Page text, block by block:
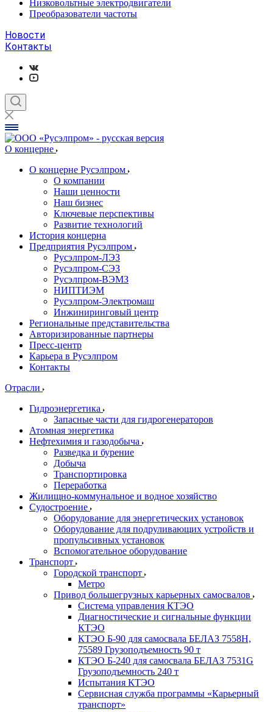
Низковольтные электродвигатели
Преобразователи частоты
Новости
Контакты
О концерне
О концерне Русэлпром
О компании
Наши ценности
Наш бизнес
Ключевые перспективы
Развитие технологий
История концерна
Предприятия Русэлпром
Русэлпром-ЛЭЗ
Русэлпром-СЭЗ
Русэлпром-ВЭМЗ
НИПТИЭМ
Русэлпром-Электромаш
Инжиниринговый центр
Региональные представительства
Авторизированные партнеры
Пресс-центр
Карьера в Русэлпром
Контакты
Отрасли
Гидроэнергетика
Запасные части для гидрогенераторов
Атомная энергетика
Нефтехимия и газодобыча
Разведка и бурение
Добыча
Транспортировка
Переработка
Жилищно-коммунальное и водное хозяйство
Судостроение
Оборудование для энергетических установок
Оборудование для подруливающих устройств и
пропульсивных установок
Вспомогательное оборудование
Транспорт
Городской транспорт
Метро
Привод большегрузных карьерных самосвалов
Система управления КТЭО
Диагностические и сигнальные функции
КТЭО
КТЭО Б-90 для самосвала БЕЛАЗ 7558H,
75589 Грузоподъемность 90 т
КТЭО Б-240 для самосвала БЕЛАЗ 7531G
Грузоподъемность 240 т
Испытания КТЭО
Сервисная служба программы «Карьерный
транспорт»